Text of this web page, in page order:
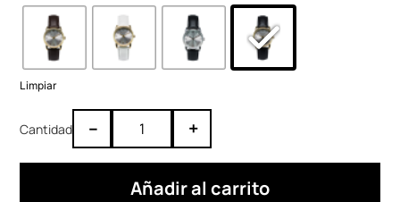
Limpiar
– +
Añadir al carrito